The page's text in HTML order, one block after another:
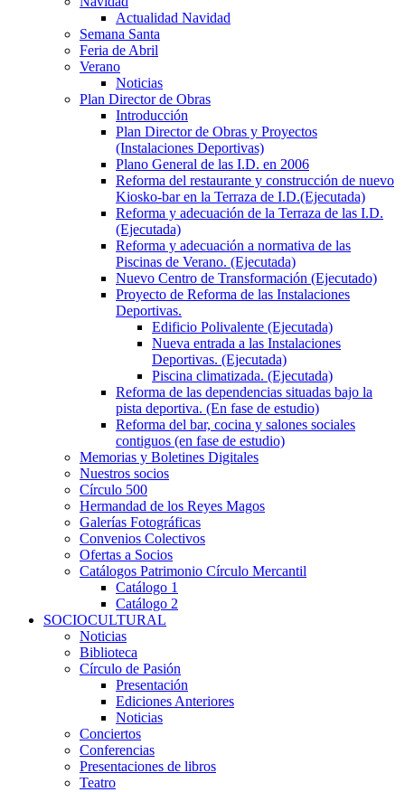
Actualidad Navidad
Semana Santa
Feria de Abril
Verano
Noticias
Plan Director de Obras
Introducción
Plan Director de Obras y Proyectos
(Instalaciones Deportivas)
Plano General de las I.D. en 2006
Reforma del restaurante y construcción de nuevo
Kiosko-bar en la Terraza de I.D.(Ejecutada)
Reforma y adecuación de la Terraza de las I.D.
(Ejecutada)
Reforma y adecuación a normativa de las
Piscinas de Verano. (Ejecutada)
Nuevo Centro de Transformación (Ejecutado)
Proyecto de Reforma de las Instalaciones
Deportivas.
Edificio Polivalente (Ejecutada)
Nueva entrada a las Instalaciones
Deportivas. (Ejecutada)
Piscina climatizada. (Ejecutada)
Reforma de las dependencias situadas bajo la
pista deportiva. (En fase de estudio)
Reforma del bar, cocina y salones sociales
contiguos (en fase de estudio)
Memorias y Boletines Digitales
Nuestros socios
Círculo 500
Hermandad de los Reyes Magos
Galerías Fotográficas
Convenios Colectivos
Ofertas a Socios
Catálogos Patrimonio Círculo Mercantil
Catálogo 1
Catálogo 2
SOCIOCULTURAL
Noticias
Biblioteca
Círculo de Pasión
Presentación
Ediciones Anteriores
Noticias
Conciertos
Conferencias
Presentaciones de libros
Teatro